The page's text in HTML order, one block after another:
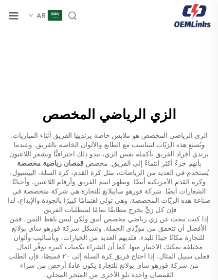
AR
الزي الرياضي المخصص
الزي الرياضي المخصص هو ملابس خاصة يرتديها الفريق أثناء المباريات.
وتُصنع هذه الزيّات لتتناسب مع الطابع والألوان الخاصة بالفريق. وعندما
يرتدي أفراد الفريق بأكمله نفس الزي، يبدو ذلك احترافيًّا ويشعر اللاعبون
بأنهم جزءٌ أكثر انتماءً إلى الفريق. مخصصقمصان رياضية مخصصة
يُستخدم في العديد من الرياضات، مثل كرة القدم، كرة السلة، البيسبول،
وكرة القدم الأمريكية أيضًا. ويظهر اسم الفريق وأرقام اللاعبين، وأحيانًا
الشعارات أيضًا. شركة فوزهو سايبلانغ للتجارة هي شركة متخصصة في
صناعة هذه الزيّات المخصصة. وهي تولي اهتمامًا كبيرًا بالجودة والإبداع، لذا
فإن كل زيٍّ يخرج مطابقًا تمامًا لمتطلبات الفريق.
إذا كنت تبحث عن زي رياضي مخصص أنيق ولكن ليس باهظ الثمن، فمن
الأفضل أن تتحقق من مورِّدي الجملة. وتشكل شركة فوزهو ساي بولانغ
للتجارة مكانًا جيدًا للبدء. فلديهم العديد من الخيارات، وبأساليب وألوان
مختلفة يمكنك الاختيار منها. كما أن الشراء بكميات كبيرة يوفِّر المال.
فعلى سبيل المثال، إذا احتاج فريق كرة السلة إلى ٢٠ قميصًا، فإن الطلب
من شركة فوزهو ساي بولانغ للتجارة يكون عادةً أرخص من شراء
القمصان واحدة تلو الأخرى من المتجر المحلي.